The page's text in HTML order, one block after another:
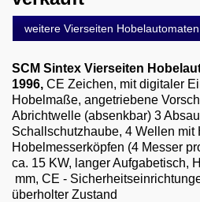
Service
Wir über uns
06103-9744-0
Email
English
weitere Vierseiten Hobelautomaten
SCM Sintex Vierseiten
1996, CE Zeichen, mit digitaler
Hobelmaße, angetriebene
Abrichtwelle (absenkbar) 3
Schallschutzhaube, 4 Wellen mit
Hobelmesserköpfen (4 Messer
ca. 15 KW, langer Aufgabetisch,
mm, CE -
überholter Zustand